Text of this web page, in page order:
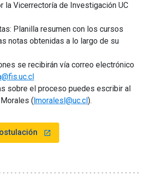
la Vicerrectoría de Investigación UC
Planilla resumen con los cursos
notas obtenidas a lo largo de su
se recibirán vía correo electrónico
sobre el proceso puedes escribir al
(lmoralesl@uc.cl).
launch